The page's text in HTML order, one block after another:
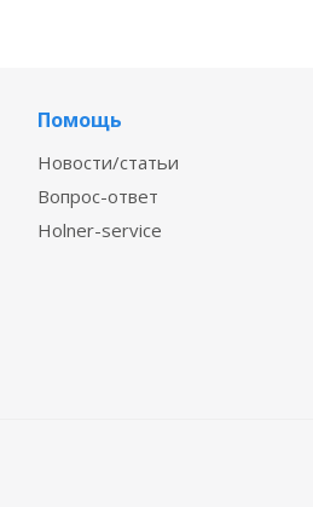
Помощь
Новости/статьи
Вопрос-ответ
Holner-service